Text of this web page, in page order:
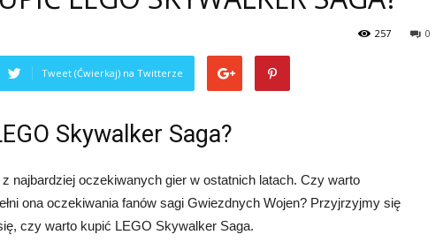
0
257
Tweet (Ćwierkaj) na Twitterze
Skywalker Saga?
najbardziej oczekiwanych gier w ostatnich latach. Czy warto
ona oczekiwania fanów sagi Gwiezdnych Wojen? Przyjrzyjmy się
czy warto kupić LEGO Skywalker Saga.